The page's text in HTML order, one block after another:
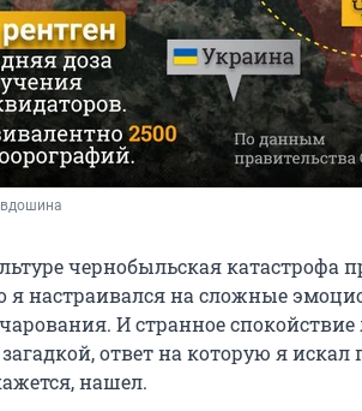
чернобыльская катастрофа
я настраивался на сложные
И странное
ответ на которую я
нашел.